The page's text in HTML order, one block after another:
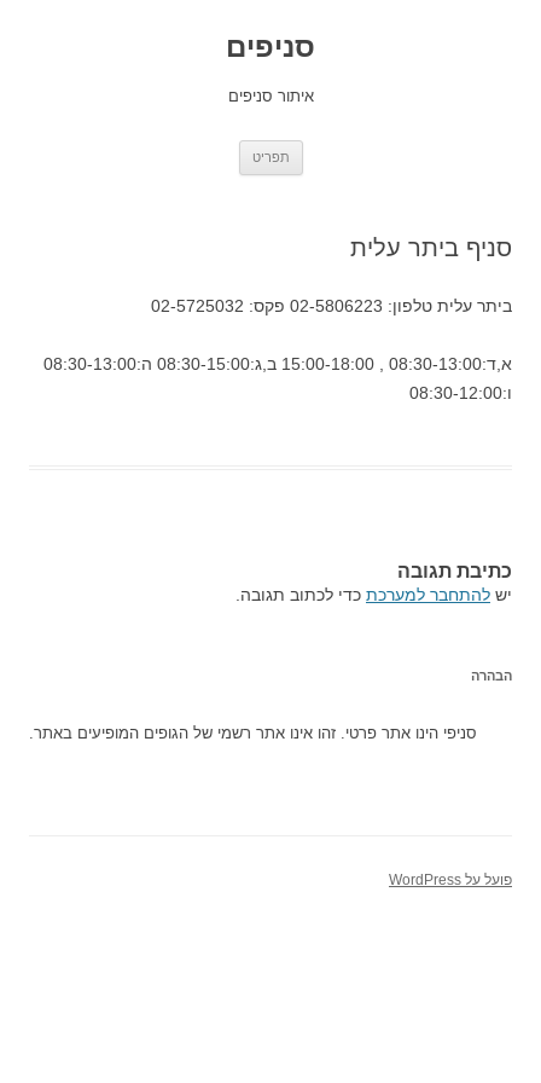
סניפים
איתור סניפים
תפריט
סניף ביתר עלית
ביתר עלית טלפון: 02-5806223 פקס: 02-5725032
א,ד:08:30-13:00 , 15:00-18:00 ב,ג:08:30-15:00 ה:08:30-13:00
ו:08:30-12:00
כתיבת תגובה
יש להתחבר למערכת כדי לכתוב תגובה.
הבהרה
סניפי הינו אתר פרטי. זהו אינו אתר רשמי של הגופים המופיעים באתר.
פועל על WordPress